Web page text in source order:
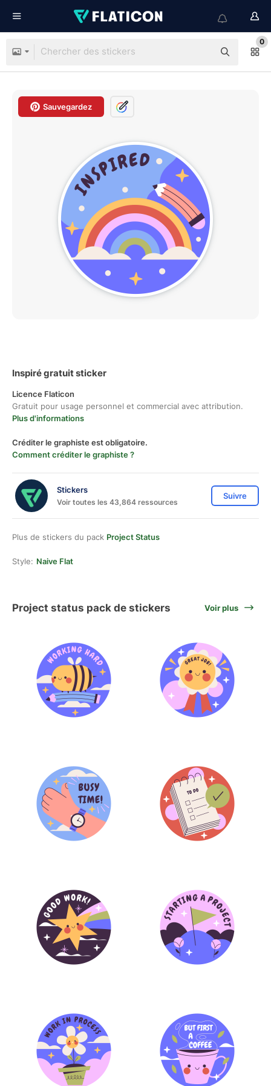
0
Sauvegardez
Inspiré gratuit sticker
Licence Flaticon
Gratuit pour usage personnel et commercial avec attribution.
Plus d'informations
Créditer le graphiste est obligatoire.
Comment créditer le graphiste ?
Stickers
Voir toutes les 43,864 ressources
Suivre
Plus de stickers du pack Project Status
Style: Naive Flat
Project status pack de stickers Voir plus